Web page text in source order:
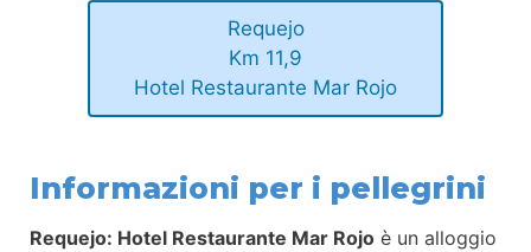
Requejo
Km 11,9
Hotel Restaurante Mar Rojo
Informazioni per i pellegrini
Requejo: Hotel Restaurante Mar Rojo è un alloggio